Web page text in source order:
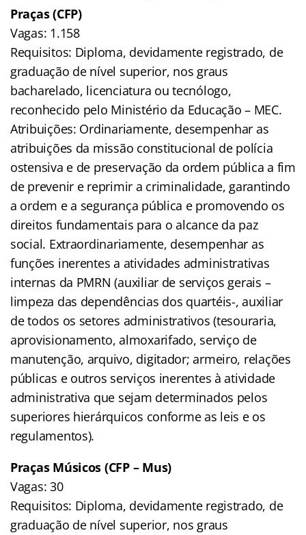
Praças (CFP)
Vagas: 1.158
Requisitos: Diploma, devidamente registrado, de
graduação de nível superior, nos graus
bacharelado, licenciatura ou tecnólogo,
reconhecido pelo Ministério da Educação – MEC.
Atribuições: Ordinariamente, desempenhar as
atribuições da missão constitucional de polícia
ostensiva e de preservação da ordem pública a fim
de prevenir e reprimir a criminalidade, garantindo
a ordem e a segurança pública e promovendo os
direitos fundamentais para o alcance da paz
social. Extraordinariamente, desempenhar as
funções inerentes a atividades administrativas
internas da PMRN (auxiliar de serviços gerais –
limpeza das dependências dos quartéis-, auxiliar
de todos os setores administrativos (tesouraria,
aprovisionamento, almoxarifado, serviço de
manutenção, arquivo, digitador; armeiro, relações
públicas e outros serviços inerentes à atividade
administrativa que sejam determinados pelos
superiores hierárquicos conforme as leis e os
regulamentos).
Praças Músicos (CFP – Mus)
Vagas: 30
Requisitos: Diploma, devidamente registrado, de
graduação de nível superior, nos graus